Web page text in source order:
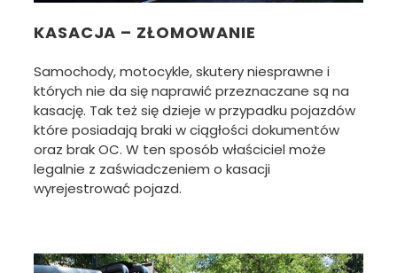
KASACJA – ZŁOMOWANIE
Samochody, motocykle, skutery niesprawne i
których nie da się naprawić przeznaczane są na
kasację. Tak też się dzieje w przypadku pojazdów
które posiadają braki w ciągłości dokumentów
oraz brak OC. W ten sposób właściciel może
legalnie z zaświadczeniem o kasacji
wyrejestrować pojazd.